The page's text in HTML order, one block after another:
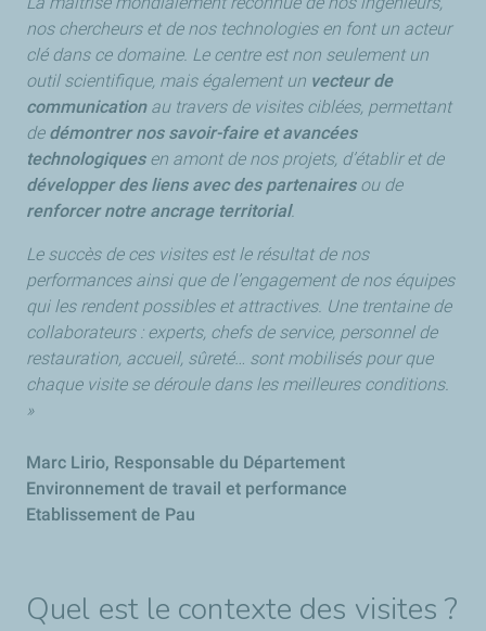
nos chercheurs et de nos technologies en font un acteur
clé dans ce domaine. Le centre est non seulement un
outil scientifique, mais également un vecteur de
communicationau travers de visites ciblées, permettant
de démontrer nos savoir-faire et avancées
technologiques en amont de nos projets, d’établir et de
développer des liens avec des partenairesou de
renforcer notre ancrage territorial.
Le succès de ces visites est le résultat de nos
performances ainsi que de l’engagement de nos équipes
qui les rendent possibles et attractives. Une trentaine de
collaborateurs : experts, chefs de service, personnel de
restauration, accueil, sûreté… sont mobilisés pour que
chaque visite se déroule dans les meilleures conditions.
»
Marc Lirio, Responsable du Département
Environnement de travail et performance
Etablissement de Pau
Quel est le contexte des visites ?